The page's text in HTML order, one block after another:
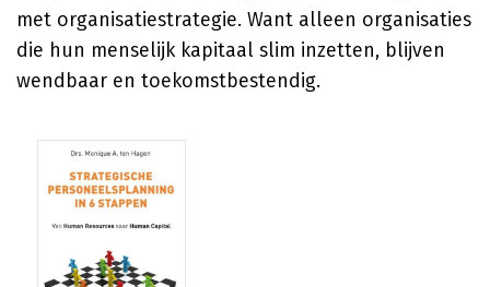
met organisatiestrategie. Want alleen organisaties
die hun menselijk kapitaal slim inzetten, blijven
wendbaar en toekomstbestendig.